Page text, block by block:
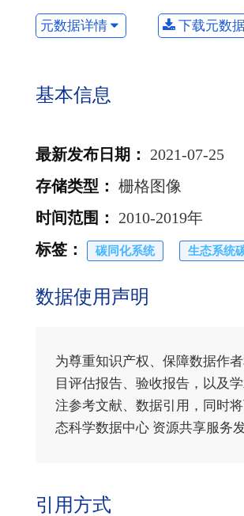
元数据详情 下载元数
基本信息
最新发布日期 ： 2021-07-25
存储类型 ： 栅格图像
时间范围 ： 2010-2019年
标签 ： 碳同化系统 生态系统
数据使用声明
为尊重知识产权、保障数据作
目评估报告、验收报告，以及
注参考文献、数据引用，同时
态科学数据中心 资源共享服务
引用方式